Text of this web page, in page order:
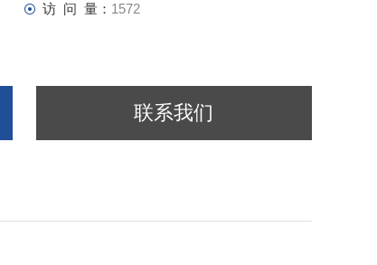
访 问 量： 1572
联系我们